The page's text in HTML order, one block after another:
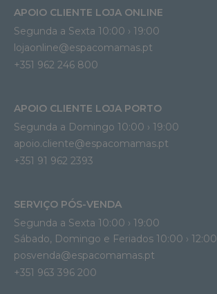
APOIO CLIENTE LOJA ONLINE
Segunda a Sexta 10:00 › 19:00
lojaonline@espacomamas.pt
+351 962 246 800
APOIO CLIENTE LOJA PORTO
Segunda a Domingo 10:00 › 19:00
apoio.cliente@espacomamas.pt
+351 91 962 2393
SERVIÇO PÓS-VENDA
Segunda a Sexta 10:00 › 19:00
Sábado, Domingo e Feriados 10:00 › 12:00
posvenda@espacomamas.pt
+351 963 396 200